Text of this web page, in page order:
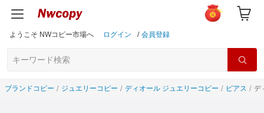
ようこそ NWコピー市場へ ログイン / 会員登録
ブランドコピー ジュエリーコピー ディオール ジュエリーコピー ピアス デ